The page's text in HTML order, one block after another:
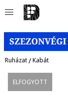
Ruházat/Kabát
ELFOGYOTT